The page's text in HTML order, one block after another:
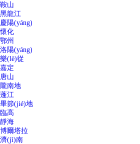
鞍山
黑龍江
慶陽(yáng)
懷化
鄂州
洛陽(yáng)
樂(lè)從
嘉定
唐山
隴南地
蓬江
畢節(jié)地
臨高
靜海
博爾塔拉
濟(jì)南